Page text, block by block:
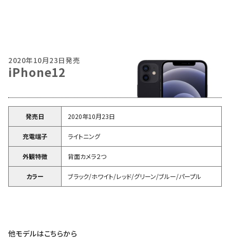
2020年10月23日発売
iPhone12
発売日 2020年10月23日
充電端子 ライトニング
外観特徴 背面カメラ２つ
カラー ブラック/ホワイト/レッド/グリーン/ブルー/パープル
他モデルはこちらから